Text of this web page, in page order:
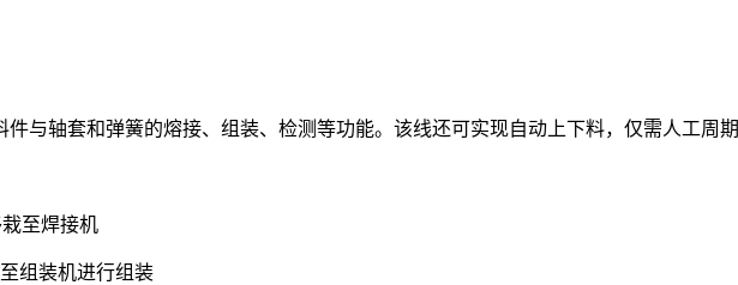
与轴套和弹簧的熔接、组装、检测等功能。该线还可实现自动上下料，仅需人工周
至焊接机
组装机进行组装